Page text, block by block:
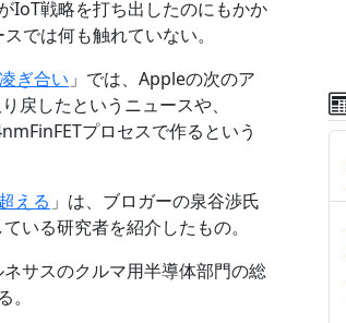
IoT戦略を打ち出したのにもかか
では何も触れていない。
ぎ合い 」では、Appleの次のア
戻したというニュースや、
プロセスで作るという
える 」は、ブロガーの泉谷渉氏
いる研究者を紹介したもの。
ネサスのクルマ用半導体部門の総